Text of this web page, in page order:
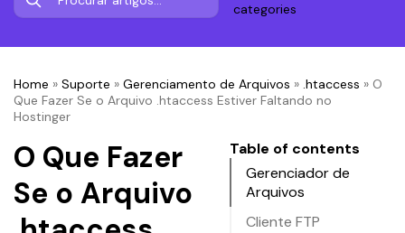
categories
Home » Suporte » Gerenciamento de Arquivos » .htaccess » O
Que Fazer Se o Arquivo .htaccess Estiver Faltando no
Hostinger
O Que Fazer
Se o Arquivo
Table of contents
Gerenciador de
Arquivos
Cliente FTP